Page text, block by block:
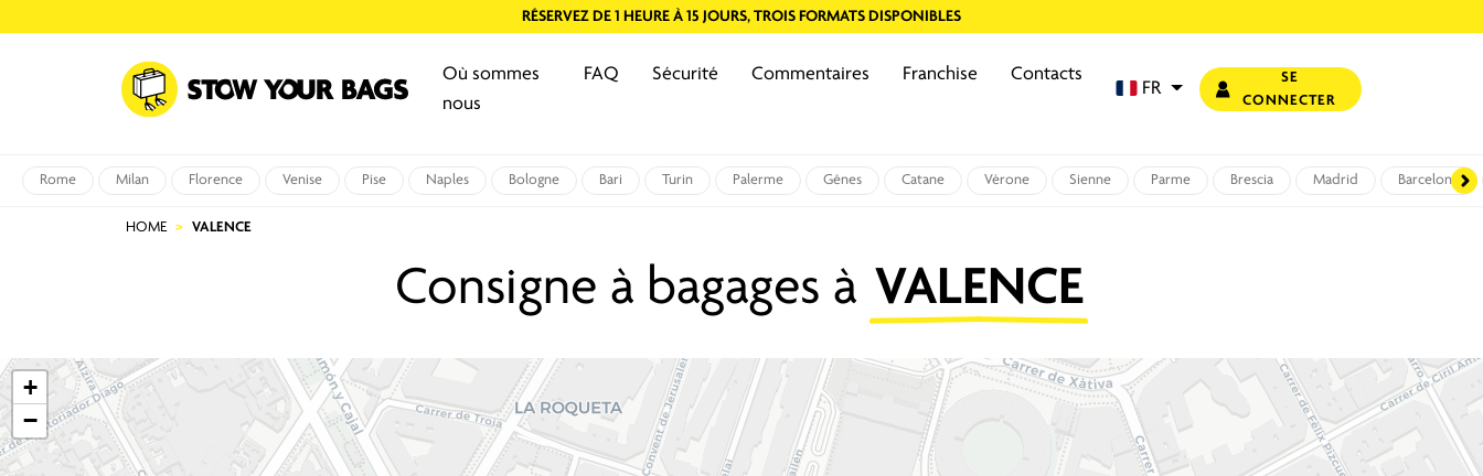
RÉSERVEZ DE 1 HEURE À 15 JOURS, TROIS FORMATS DISPONIBLES
Où sommes
nous
FAQ Sécurité Commentaires Franchise Contacts
FR
SE
CONNECTER
Rome Milan Florence Venise Pise Naples Bologne Bari Turin Palerme Gênes Catane Vérone Sienne Parme Brescia Madrid Barcelone
HOME VALENCE
Consigne à bagages à VALENCE
+
−